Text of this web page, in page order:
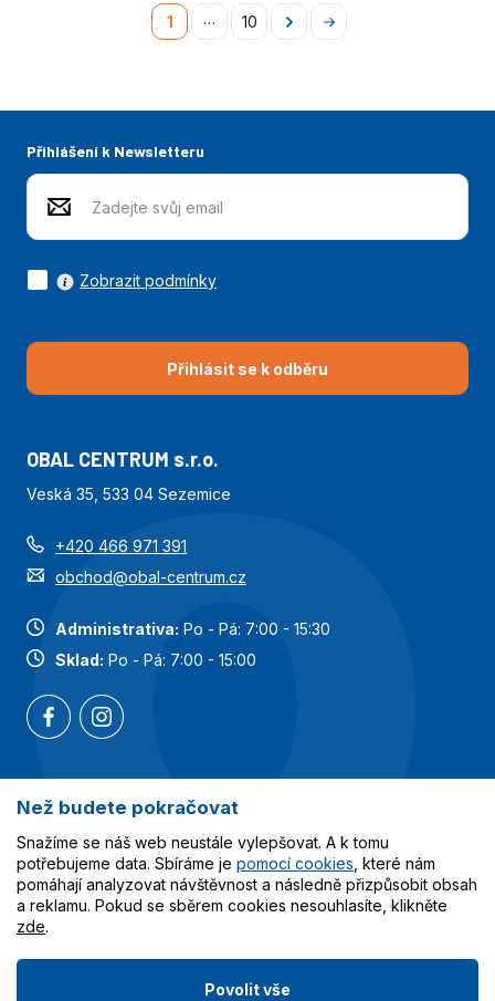
1 … 10
Následující
Na
Přihlášení k Newsletteru
Přihlásit se k odběru
Zobrazit podmínky
OBAL CENTRUM s.r.o.
Veská 35, 533 04 Sezemice
+420 466 971 391
obchod@obal-centrum.cz
Administrativa: Po - Pá: 7:00 - 15:30
Sklad: Po - Pá: 7:00 - 15:00
Nejoblíbenější kategorie
Služby
Vše o nákupu
Než budete pokračovat
Snažíme se náš web neustále vylepšovat. A k tomu
potřebujeme data. Sbíráme je pomocí cookies , které nám
pomáhají analyzovat návštěvnost a následně přizpůsobit obsah
a reklamu. Pokud se sběrem cookies nesouhlasíte, klikněte
zde.
Povolit vše